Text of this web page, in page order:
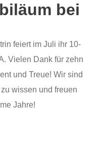
bei
feiert im Juli ihr 10-
Vielen Dank für zehn
und Treue! Wir sind
wissen und freuen
Jahre!